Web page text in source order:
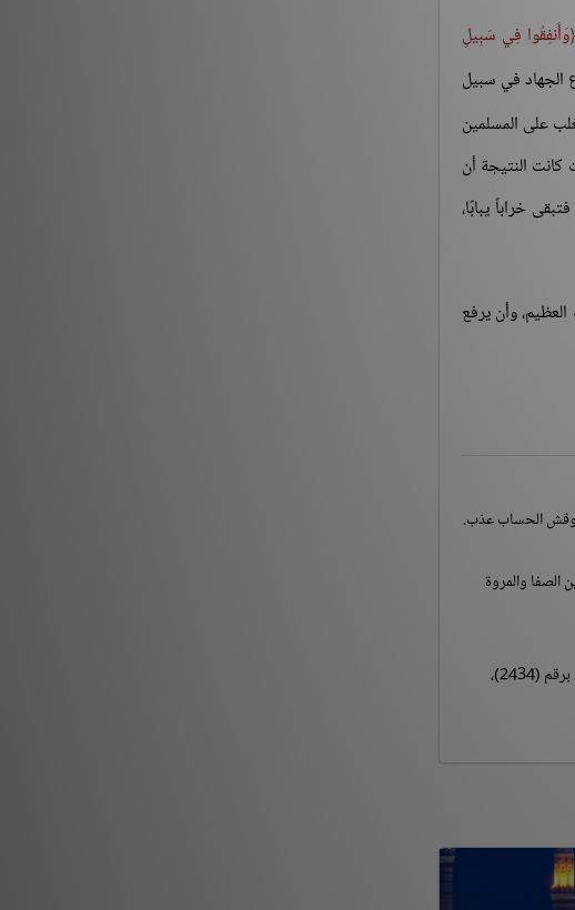
وَأَنفِقُوا فِي سَبِيلِ
الجهاد في سبيل
على المسلمين
كانت النتيجة أن
خراباً يبابًا،
العظيم، وأن يرفع
بيان أن السعي بين الصفا والمروة
[البقرة:195]، برقم (2512)، والحاكم في المستدرك، برقم (2434)،